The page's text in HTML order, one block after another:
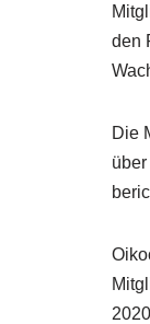
den
Die